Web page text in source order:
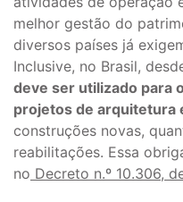
melhor gestão do
diversos países já
Inclusive, no Brasil,
deve ser utilizado para
projetos de arquitetura
construções novas,
reabilitações. Essa
no Decreto n.º 10.306,